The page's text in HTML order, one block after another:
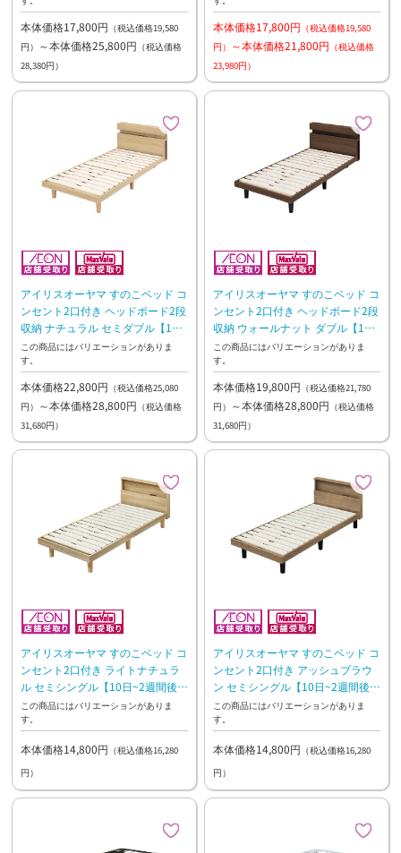
本体価格17,800円 （税込価格19,580
円） ～本体価格25,800円 （税込価格
28,380円）
本体価格17,800円 （税込価格19,580
円） ～本体価格21,800円 （税込価格
23,980円）
アイリスオーヤマ すのこベッド コ
ンセント2口付き ヘッドボード2段
収納 ナチュラル セミダブル【10
日~2週間後のお渡し】
この商品にはバリエーションがありま
す。
本体価格22,800円 （税込価格25,080
円） ～本体価格28,800円 （税込価格
31,680円）
アイリスオーヤマ すのこベッド コ
ンセント2口付き ヘッドボード2段
収納 ウォールナット ダブル【10
日~2週間後のお渡し】
この商品にはバリエーションがありま
す。
本体価格19,800円 （税込価格21,780
円） ～本体価格28,800円 （税込価格
31,680円）
アイリスオーヤマ すのこベッド コ
ンセント2口付き ライトナチュラ
ル セミシングル【10日~2週間後の
お渡し】
この商品にはバリエーションがありま
す。
本体価格14,800円 （税込価格16,280
円）
アイリスオーヤマ すのこベッド コ
ンセント2口付き アッシュブラウ
ン セミシングル【10日~2週間後の
お渡し】
この商品にはバリエーションがありま
す。
本体価格14,800円 （税込価格16,280
円）